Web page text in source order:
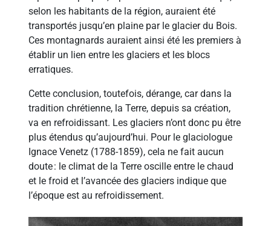
selon les habitants de la région, auraient été
transportés jusqu’en plaine par le glacier du Bois.
Ces montagnards auraient ainsi été les premiers à
établir un lien entre les glaciers et les blocs
erratiques.
Cette conclusion, toutefois, dérange, car dans la
tradition chrétienne, la Terre, depuis sa création,
va en refroidissant. Les glaciers n’ont donc pu être
plus étendus qu’aujourd’hui. Pour le glaciologue
Ignace Venetz (1788-1859), cela ne fait aucun
doute : le climat de la Terre oscille entre le chaud
et le froid et l’avancée des glaciers indique que
l’époque est au refroidissement.